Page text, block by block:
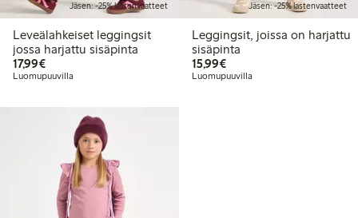
Jäsen: -25% lastenvaatteet
Leveälahkeiset leggingsit
jossa harjattu sisäpinta
17,99€17,99 €
Luomupuuvilla
Jäsen: -25% lastenvaatteet
Leggingsit, joissa on harjattu
sisäpinta
15,99€15,99 €
Luomupuuvilla